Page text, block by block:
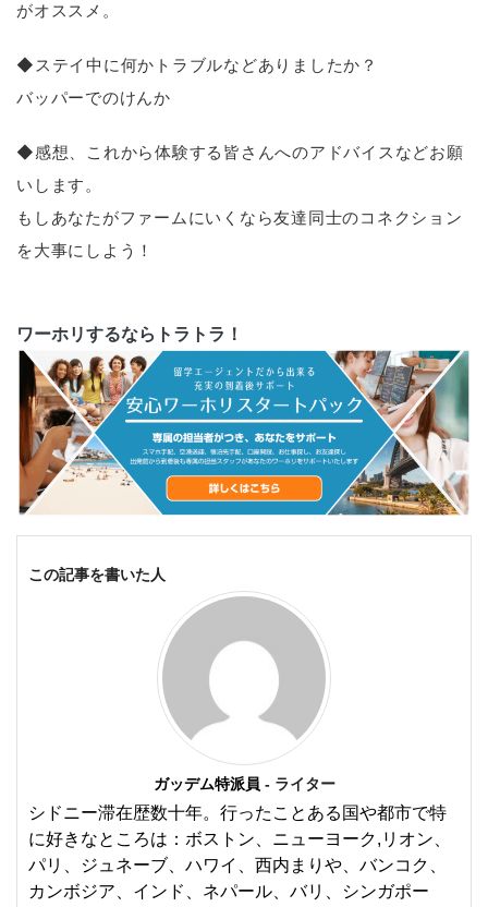
がオススメ。
◆ステイ中に何かトラブルなどありましたか？
バッパーでのけんか
◆感想、これから体験する皆さんへのアドバイスなどお願
いします。
もしあなたがファームにいくなら友達同士のコネクション
を大事にしよう！
ワーホリするならトラトラ！
この記事を書いた人
ガッデム特派員 - ライター
シドニー滞在歴数十年。行ったことある国や都市で特
に好きなところは：ボストン、ニューヨーク,リオン、
パリ、ジュネーブ、ハワイ、西内まりや、バンコク、
カンボジア、インド、ネパール、バリ、シンガポー